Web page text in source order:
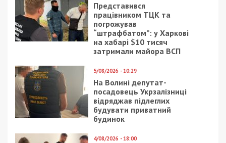
Представився
працівником ТЦК та
погрожував
“штрафбатом”: у Харкові
на хабарі $10 тисяч
затримали майора ВСП
5/08/2026 - 10:29
На Волині депутат-
посадовець Укрзалізниці
відряджав підлеглих
будувати приватний
будинок
4/08/2026 - 18:00